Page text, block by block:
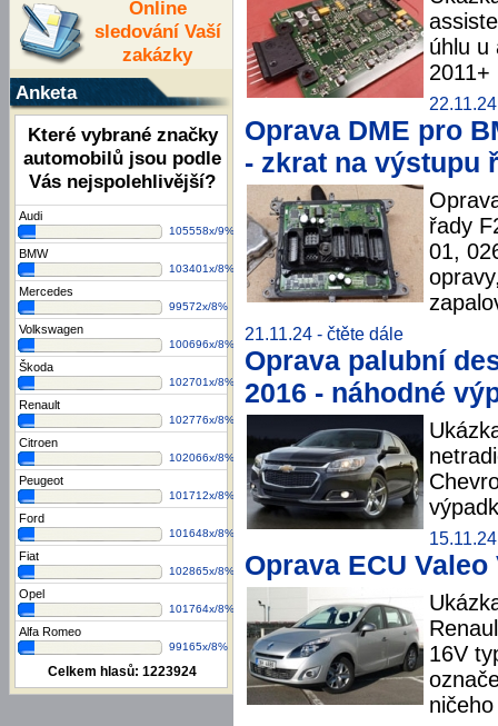
Online
sledování Vaší
zakázky
Anketa
Které vybrané značky
automobilů jsou podle
Vás nejspolehlivější?
Audi
105558x/9%
BMW
103401x/8%
Mercedes
99572x/8%
Volkswagen
100696x/8%
Škoda
102701x/8%
Renault
102776x/8%
Citroen
102066x/8%
Peugeot
101712x/8%
Ford
101648x/8%
Fiat
102865x/8%
Opel
101764x/8%
Alfa Romeo
99165x/8%
Celkem hlasů: 1223924
úhlu u
2011+
Oprava DME pro
- zkrat na výstupu
řady
01,
21.11.24 - čtěte dále
Oprava palubní
2016 - náhodné
Oprava ECU
16V